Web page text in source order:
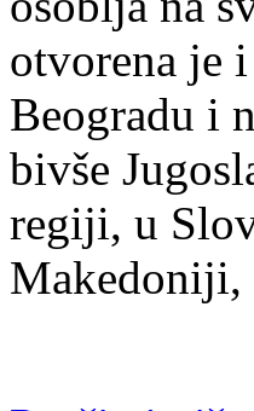
otvorena je
Beogradu i
bivše
regiji, u
Makedoniji,